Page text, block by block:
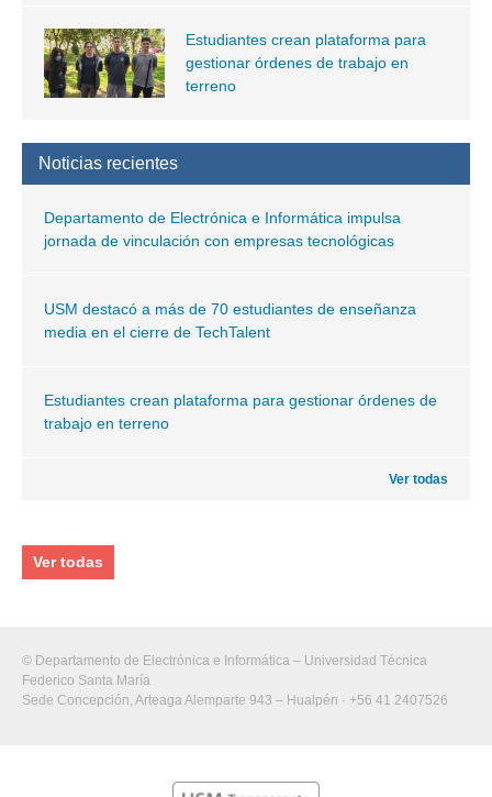
Estudiantes crean plataforma para
gestionar órdenes de trabajo en
terreno
Noticias recientes
Departamento de Electrónica e Informática impulsa
jornada de vinculación con empresas tecnológicas
USM destacó a más de 70 estudiantes de enseñanza
media en el cierre de TechTalent
Estudiantes crean plataforma para gestionar órdenes de
trabajo en terreno
Ver todas
Ver todas
© Departamento de Electrónica e Informática – Universidad Técnica
Federico Santa María
Sede Concepción, Arteaga Alemparte 943 – Hualpén · +56 41 2407526